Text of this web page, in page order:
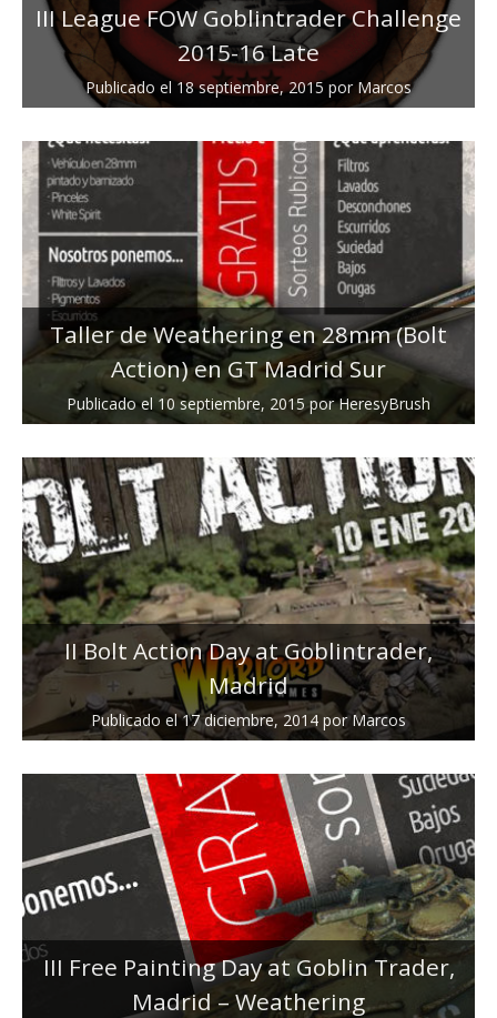
III League FOW Goblintrader Challenge
2015-16 Late
Publicado el18 septiembre, 2015 por Marcos
Taller de Weathering en 28mm (Bolt
Action) en GT Madrid Sur
Publicado el10 septiembre, 2015porHeresyBrush
II Bolt Action Day at Goblintrader,
Madrid
Publicado el17 diciembre, 2014 porMarcos
III Free Painting Day at Goblin Trader,
Madrid – Weathering